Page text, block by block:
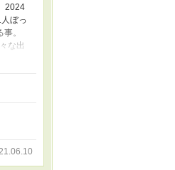
2024
ぼっ
。
な出
のは
。 気
で